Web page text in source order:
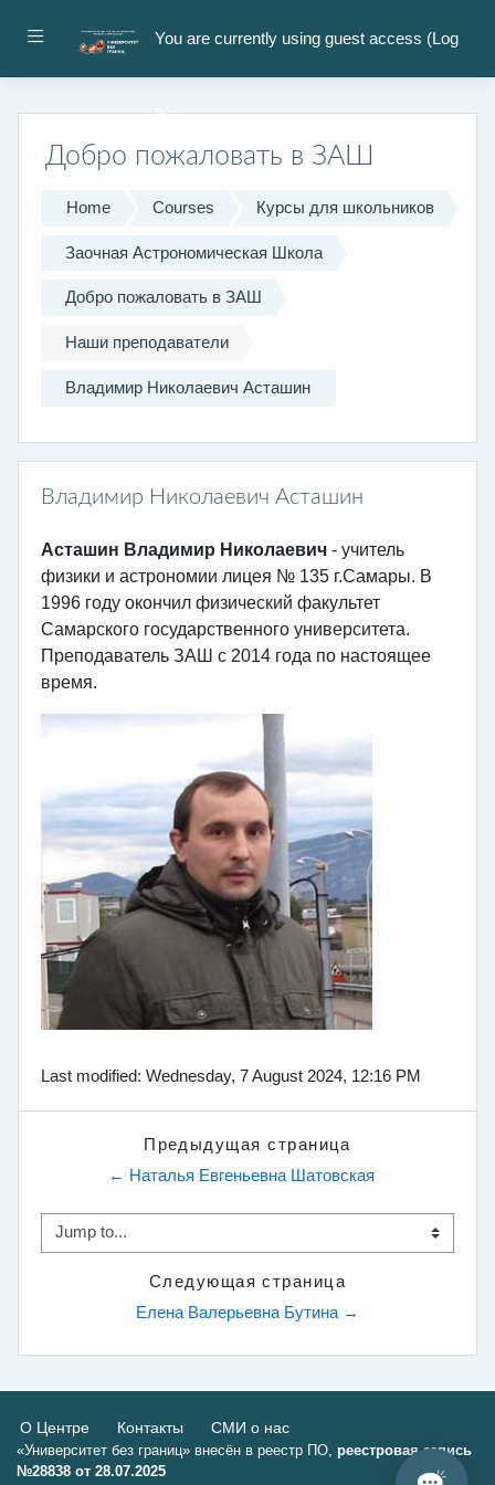
Side panel You are currently using guest access (Log
in)
Добро пожаловать в ЗАШ
Home Courses Курсы для школьников
Заочная Астрономическая Школа
Добро пожаловать в ЗАШ
Наши преподаватели
Владимир Николаевич Асташин
Владимир Николаевич Асташин
Асташин Владимир Николаевич - учитель
физики и астрономии лицея № 135 г.Самары. В
1996 году окончил физический факультет
Самарского государственного университета.
Преподаватель ЗАШ с 2014 года по настоящее
время.
Last modified: Wednesday, 7 August 2024, 12:16 PM
Предыдущая страница
← Наталья Евгеньевна Шатовская
Jump to...
Следующая страница
Елена Валерьевна Бутина →
О Центре Контакты СМИ о нас
«Университет без границ» внесён в реестр ПО, реестровая запись
№28838 от 28.07.2025